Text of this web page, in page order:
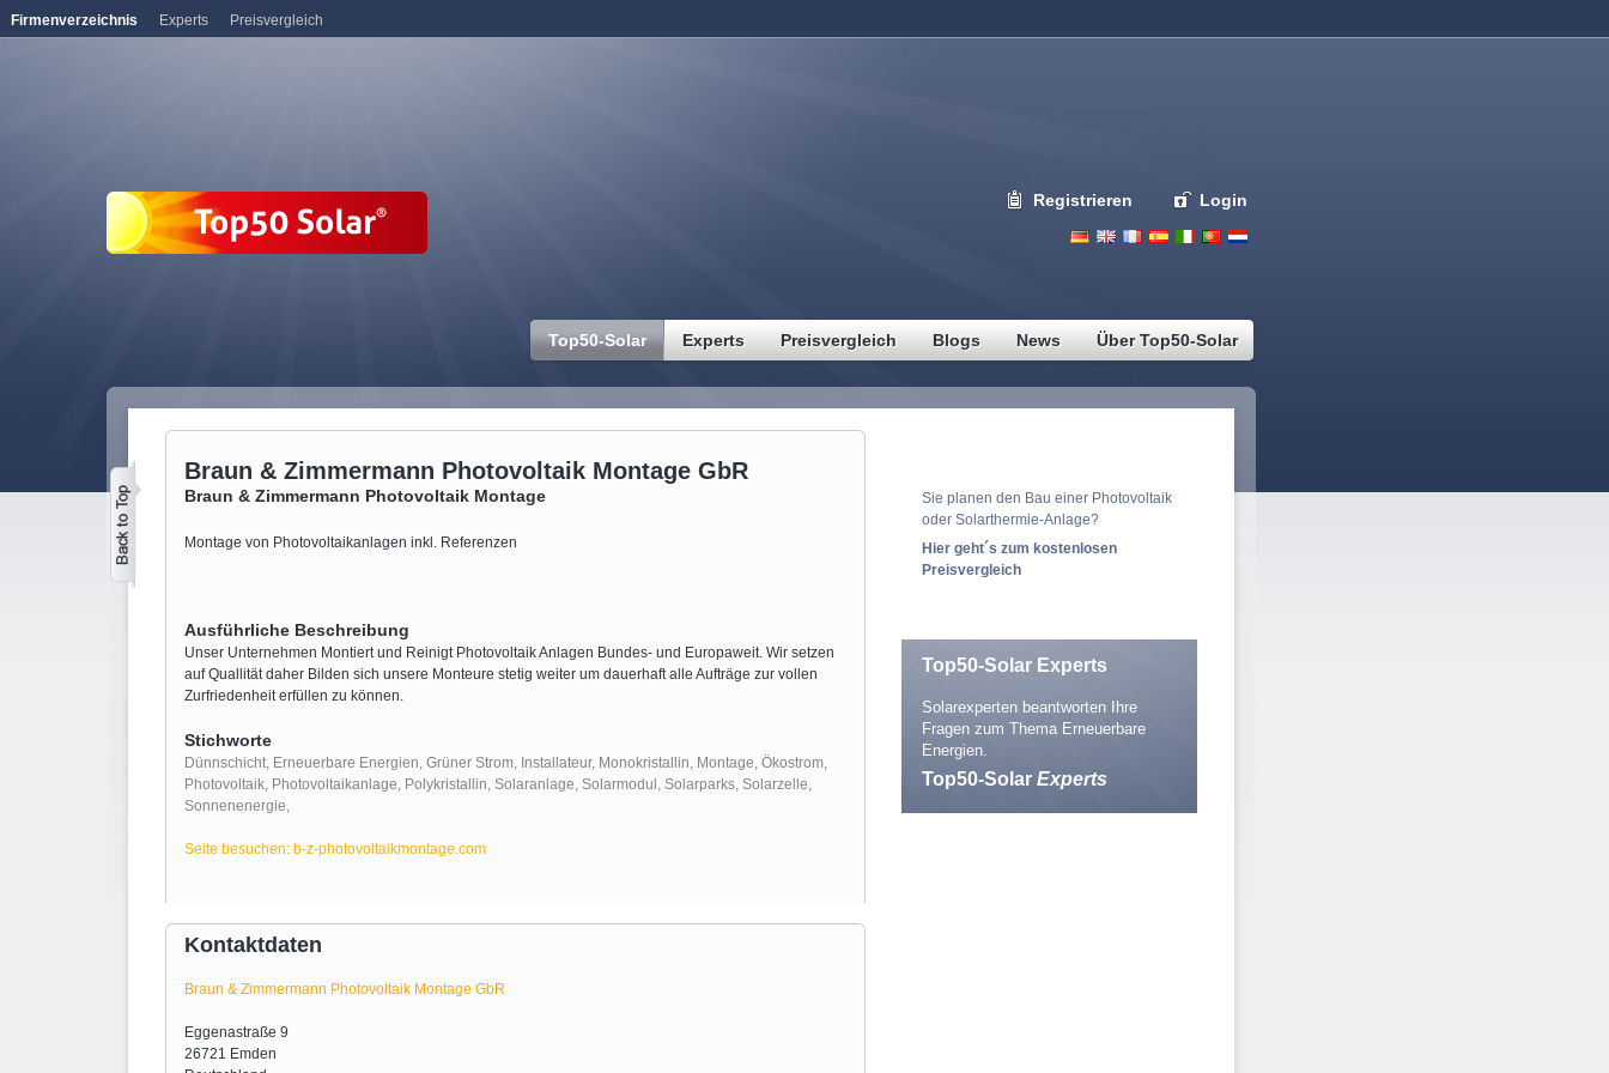
Registrieren Login
Top50-Solar Experts Preisvergleich Blogs News Über Top50-Solar
Braun & Zimmermann Photovoltaik Montage GbR
Braun & Zimmermann Photovoltaik Montage
Montage von Photovoltaikanlagen inkl. Referenzen
Ausführliche Beschreibung
Unser Unternehmen Montiert und Reinigt Photovoltaik Anlagen Bundes- und Europaweit. Wir setzen
auf Quallität daher Bilden sich unsere Monteure stetig weiter um dauerhaft alle Aufträge zur vollen
Zurfriedenheit erfüllen zu können.
Stichworte
Dünnschicht, Erneuerbare Energien, Grüner Strom, Installateur, Monokristallin, Montage, Ökostrom,
Photovoltaik, Photovoltaikanlage, Polykristallin, Solaranlage, Solarmodul , Solarparks, Solarzelle,
Sonnenenergie,
Seite besuchen: b-z-photovoltaikmontage.com
Kontaktdaten
Braun & Zimmermann Photovoltaik Montage GbR
Eggenastraße 9
26721 Emden
Sie planen den Bau einer Photovoltaik
oder Solarthermie-Anlage?
Hier geht´s zum kostenlosen
Preisvergleich
Top50-Solar Experts
Solarexperten beantworten Ihre
Fragen zum Thema Erneuerbare
Energien.
Top50-Solar Experts
Firmenverzeichnis Experts Preisvergleich